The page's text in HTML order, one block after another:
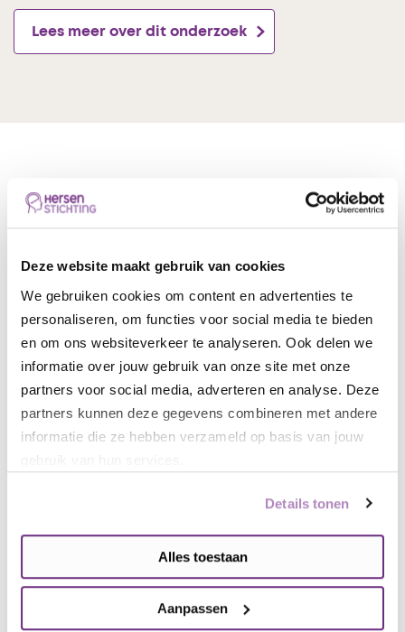
Deze website maakt gebruik van cookies
We gebruiken cookies om content en advertenties te
personaliseren, om functies voor social media te bieden
en om ons websiteverkeer te analyseren. Ook delen we
informatie over jouw gebruik van onze site met onze
partners voor social media, adverteren en analyse. Deze
partners kunnen deze gegevens combineren met andere
informatie die ze hebben verzameld op basis van jouw
Details tonen
Alles toestaan
Aanpassen
Lees meer over dit onderzoek
Behandeling van PTSS
daardoor helemaal verdwijnen. Als een psycholoog
of psychiater de diagnose PTSS stelt, dan zijn er
verschillende manieren om de klachten te
behandelen. Traumagerichte therapie kan zorgen
dat de klachten verminderen of verdwijnen. Dit
werkt bij de meeste mensen. Een therapeut kan, in
overleg met jou, je partner of een andere naaste bij
de therapie betrekken.
Zoals bij alle psychologische behandeling
werkt niet alles voor iedereen. De behandeling van
zorg. Bij sommige mensen blijven de klachten
wisselen. Hun klachten gaan dan soms weg, en